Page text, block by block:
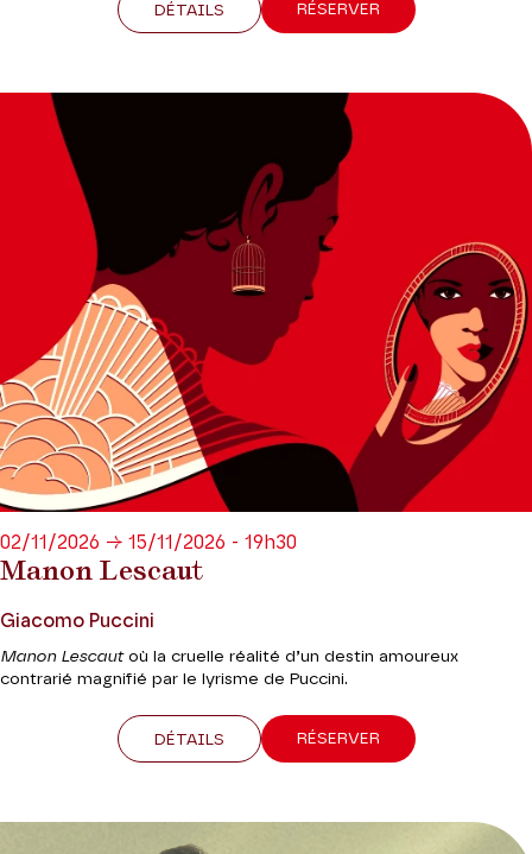
DÉTAILS RÉSERVER
Manon Lescaut
02/11/2026 → 15/11/2026 - 19h30
Giacomo Puccini
Manon Lescaut où la cruelle réalité d’un destin amoureux
contrarié magnifié par le lyrisme de Puccini.
DÉTAILS RÉSERVER